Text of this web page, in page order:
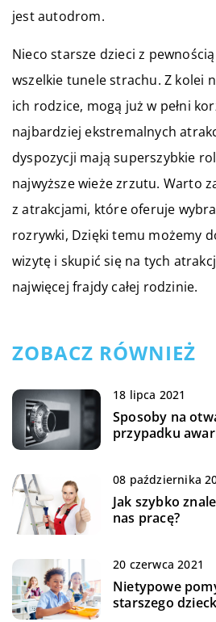
jest autodrom.
Nieco starsze dzieci z
wszelkie tunele strachu. Z kolei
ich rodzice, mogą już w pełni
najbardziej ekstremalnych
dyspozycji mają superszybkie
najwyższe wieże zrzutu. Warto
z atrakcjami, które oferuje
rozrywki, Dzięki temu możemy
wizytę i skupić się na tych
najwięcej frajdy całej rodzinie.
ZOBACZ RÓWNIEŻ
18 lipca 2021
Sposoby na
przypadku
08 października
Jak szybko
nas pracę?
20 czerwca 2021
Nietypowe
starszego